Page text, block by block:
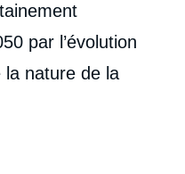
par l’évolution
la nature de la